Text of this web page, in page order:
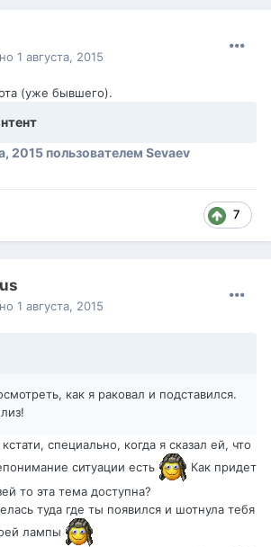
1 августа, 2015
(уже бывшего).
2015 пользователем Sevaev
7
1 августа, 2015
как я раковал и подставился.
специально, когда я сказал ей, что
ситуации есть
Как придет
то эта тема доступна?
туда где ты появился и шотнула тебя
лампы